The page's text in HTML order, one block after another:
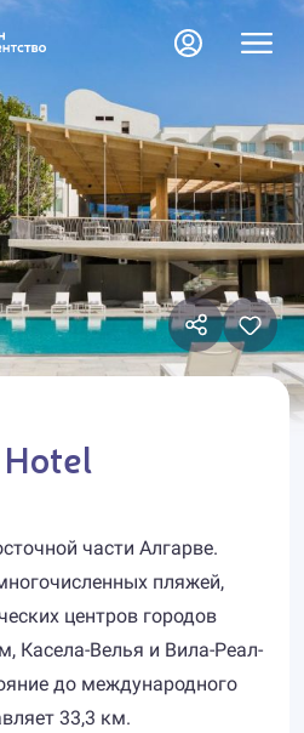
части Алгарве.
пляжей,
центров городов
Касела-Велья и Вила-Реал-
до международного
33,3 км.